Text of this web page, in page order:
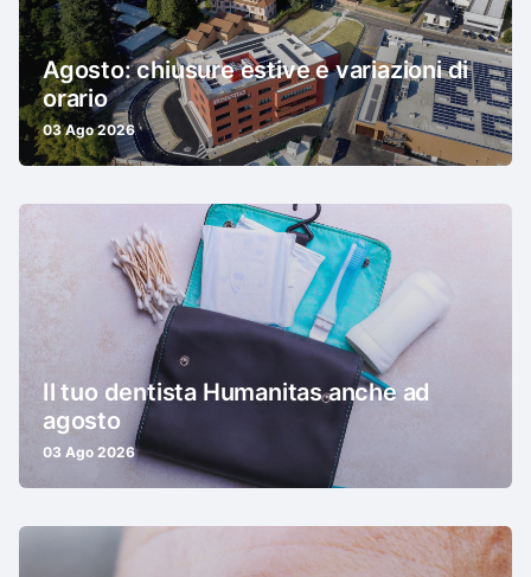
Agosto: chiusure estive e variazioni di
orario
03 Ago 2026
Il tuo dentista Humanitas anche ad
agosto
03 Ago 2026